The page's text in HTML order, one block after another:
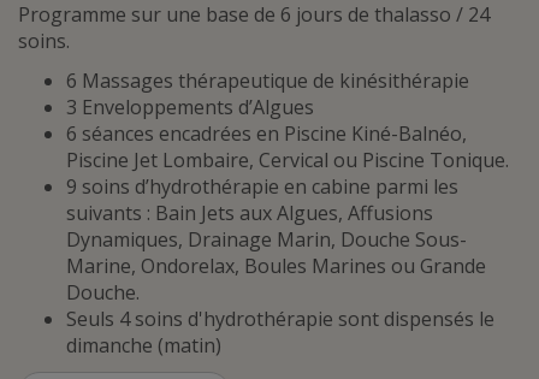
Programme sur une base de 6 jours de thalasso / 24
soins.
6 Massages thérapeutique de kinésithérapie
3 Enveloppements d’Algues
6 séances encadrées en Piscine Kiné-Balnéo,
Piscine Jet Lombaire, Cervical ou Piscine Tonique.
9 soins d’hydrothérapie en cabine parmi les
suivants : Bain Jets aux Algues, Affusions
Dynamiques, Drainage Marin, Douche Sous-
Marine, Ondorelax, Boules Marines ou Grande
Douche.
Seuls 4 soins d'hydrothérapie sont dispensés le
dimanche (matin)